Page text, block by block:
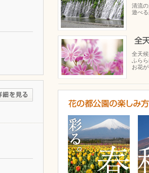
清流
遊べる
全天
ふら
お花が